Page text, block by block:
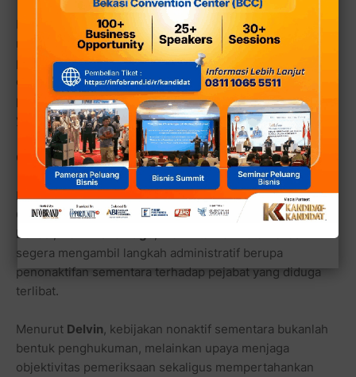
Ketiadaan informasi resmi dari dua lembaga yang
memiliki kewenangan melakukan pembinaan dan
pemeriksaan ASN itu memunculkan berbagai pertanyaan
di tengah masyarakat mengenai sejauh mana proses
penanganan kasus berjalan serta langkah administratif
yang akan diambil Pemerintah Kota Bekasi.
GMBI Desak Walikota Ambil Langkah Tegas
Menyikapi perkembangan tersebut, Wakil Ketua LSM
Gerakan Masyarakat Bawah Indonesia (GMBI) Distrik Kota
Bekasi,
segera mengambil langkah administratif berupa
penonaktifan sementara terhadap pejabat yang diduga
terlibat.
Menurut Delvin, kebijakan nonaktif sementara bukanlah
bentuk penghukuman, melainkan upaya menjaga
objektivitas pemeriksaan sekaligus mempertahankan